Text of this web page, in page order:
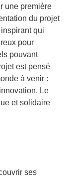
une première
du projet
qui
pour
pouvant
est pensé
à venir :
Le
et solidaire
ses